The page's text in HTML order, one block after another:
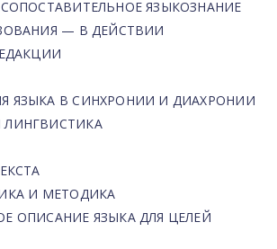
ЯЗЫКОЗНАНИЕ
— В ДЕЙСТВИИ
ЯЗЫКА В СИНХРОНИИ И ДИАХРОНИИ
ЛИНГВИСТИКА
И МЕТОДИКА
ОПИСАНИЕ ЯЗЫКА ДЛЯ ЦЕЛЕЙ